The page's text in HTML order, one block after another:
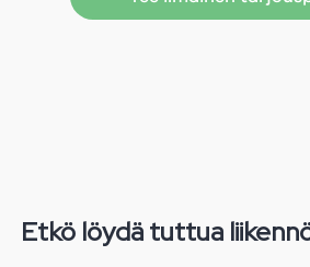
Etkö löydä tuttua